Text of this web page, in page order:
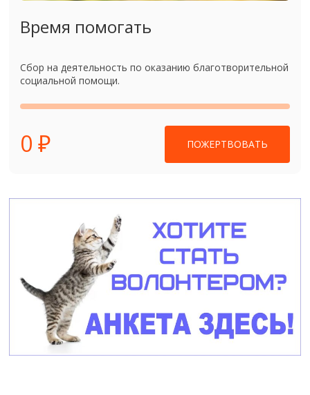
Время помогать
Сбор на деятельность по оказанию благотворительной
социальной помощи.
0 ₽ ПОЖЕРТВОВАТЬ